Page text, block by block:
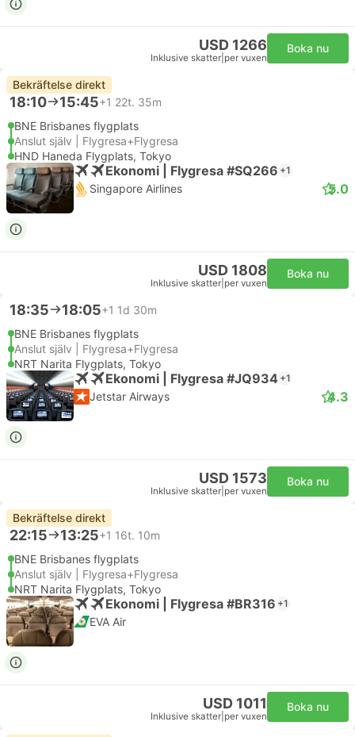
USD 1266
Inklusive skatter per vuxen
Boka nu
Bekräftelse direkt
18:10 15:45+1 22t. 35m
BNE Brisbanes flygplats
Anslut själv | Flygresa+Flygresa
HND Haneda Flygplats, Tokyo
Ekonomi | Flygresa #SQ266 +1
Singapore Airlines 5.0
USD 1808
Inklusive skatter per vuxen
Boka nu
18:35 18:05+1 1d 30m
BNE Brisbanes flygplats
Anslut själv | Flygresa+Flygresa
NRT Narita Flygplats, Tokyo
Ekonomi | Flygresa #JQ934 +1
Jetstar Airways 4.3
USD 1573
Inklusive skatter per vuxen
Boka nu
Bekräftelse direkt
22:15 13:25+1 16t. 10m
BNE Brisbanes flygplats
Anslut själv | Flygresa+Flygresa
NRT Narita Flygplats, Tokyo
Ekonomi | Flygresa #BR316 +1
EVA Air
USD 1011
Inklusive skatter per vuxen
Boka nu